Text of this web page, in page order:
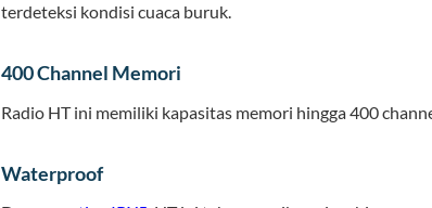
terdeteksi kondisi cuaca buruk.
400 Channel Memori
Radio HT ini memiliki kapasitas memori hingga 400
Waterproof